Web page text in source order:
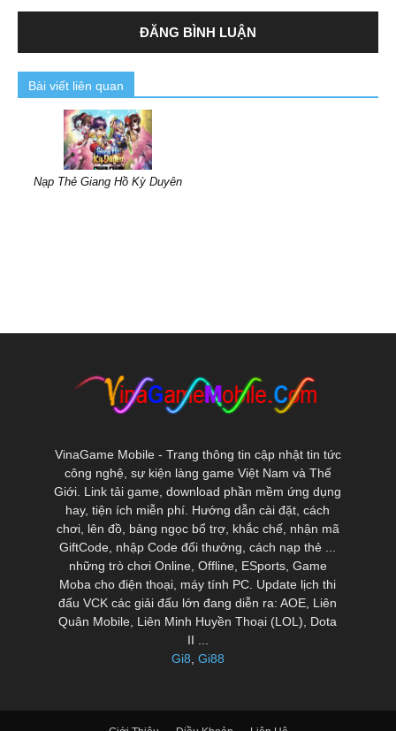
Bài viết liên quan
Nạp Thẻ Giang Hồ Kỳ Duyên
VinaGame Mobile - Trang thông tin cập nhật tin tức
công nghệ, sự kiện làng game Việt Nam và Thế
Giới. Link tải game, download phần mềm ứng dụng
hay, tiện ích miễn phí. Hướng dẫn cài đặt, cách
chơi, lên đồ, bảng ngọc bổ trợ, khắc chế, nhận mã
GiftCode, nhập Code đổi thưởng, cách nạp thẻ ...
những trò chơi Online, Offline, ESports, Game
Moba cho điện thoại, máy tính PC. Update lịch thi
đấu VCK các giải đấu lớn đang diễn ra: AOE, Liên
Quân Mobile, Liên Minh Huyền Thoại (LOL), Dota
II ...
Gi8 Gi88